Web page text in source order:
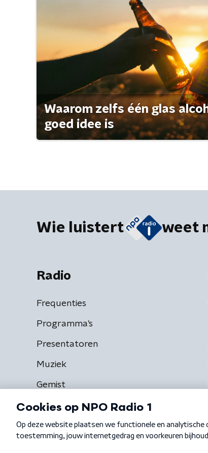
Waarom zelfs één glas
goed idee is
Wie luistert weet
Radio
Frequenties
Programma's
Presentatoren
Muziek
Gemist
Algemene voorwaarden Privacybeleid